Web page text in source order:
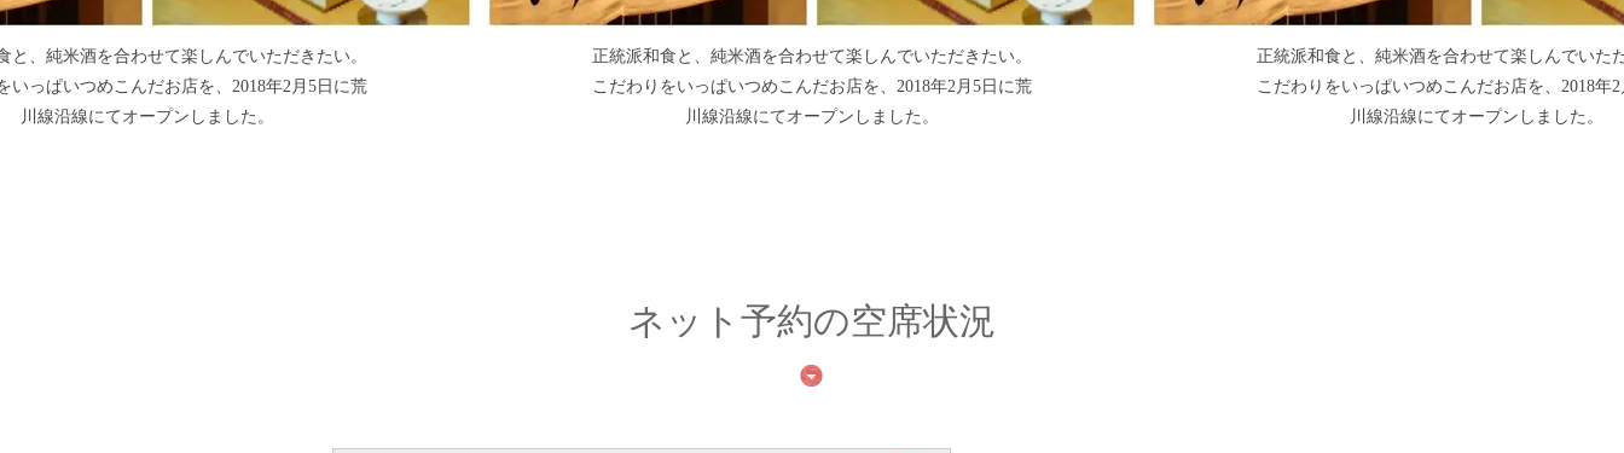
と、純米酒を合わせて楽しんでいただきたい。
いっぱいつめこんだお店を、2018年2月5日に荒
川線沿線にてオープンしました。
正統派和食と、純米酒を合わせて楽しんでいただきたい。
こだわりをいっぱいつめこんだお店を、2018年2月5日に荒
川線沿線にてオープンしました。
正統派和食と、純米酒を合わせて楽しんでいた
こだわりをいっぱいつめこんだお店を、2018年
川線沿線にてオープンしました。
ネット予約の空席状況